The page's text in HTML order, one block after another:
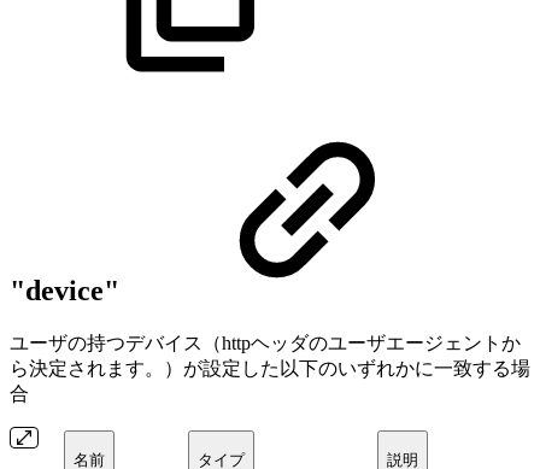
"device"
ユーザの持つデバイス（httpヘッダのユーザエージェントか
ら決定されます。）が設定した以下のいずれかに一致する場
合
名前 タイプ 説明